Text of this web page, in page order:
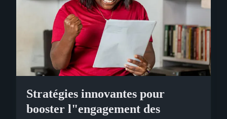
Stratégies innovantes pour
booster l"engagement des